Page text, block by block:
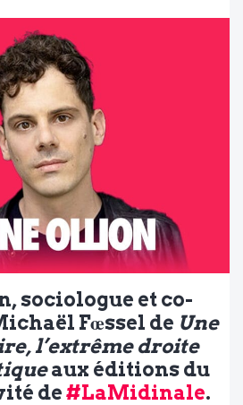
sociologue et co-
Fœssel de Une
l’extrême droite
aux éditions du
de#LaMidinale.